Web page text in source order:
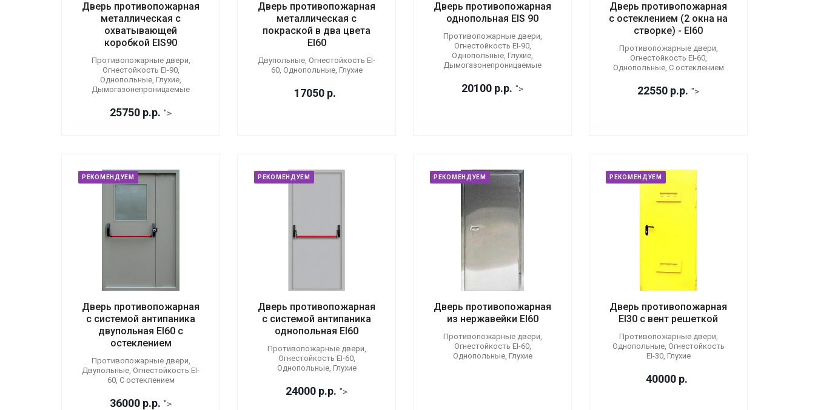
Дверь противопожарная
металлическая с
охватывающей
коробкой EIS90
Противопожарные двери,
Огнестойкость EI-90,
Однопольные, Глухие,
Дымогазонепроницаемые
25750 р.р. ">
Дверь противопожарная
металлическая с
покраской в два цвета
EI60
Двупольные, Огнестойкость EI-
60, Однопольные, Глухие
17050 р.
Дверь противопожарная
однопольная EIS 90
Противопожарные двери,
Огнестойкость EI-90,
Однопольные, Глухие,
Дымогазонепроницаемые
20100 р.р. ">
Дверь противопожарная
с остеклением (2 окна на
створке) - EI60
Противопожарные двери,
Огнестойкость EI-60,
Однопольные, С остеклением
22550 р.р. ">
РЕКОМЕНДУЕМ
Дверь противопожарная
с системой антипаника
двупольная EI60 с
остеклением
Противопожарные двери,
Двупольные, Огнестойкость EI-
60, С остеклением
36000 р.р. ">
РЕКОМЕНДУЕМ
Дверь противопожарная
с системой антипаника
однопольная EI60
Противопожарные двери,
Огнестойкость EI-60,
Однопольные, Глухие
24000 р.р. ">
РЕКОМЕНДУЕМ
Дверь противопожарная
из нержавейки EI60
Противопожарные двери,
Огнестойкость EI-60,
Однопольные, Глухие
РЕКОМЕНДУЕМ
Дверь противопожарная
EI30 с вент решеткой
Противопожарные двери,
Однопольные, Огнестойкость
EI-30, Глухие
40000 р.